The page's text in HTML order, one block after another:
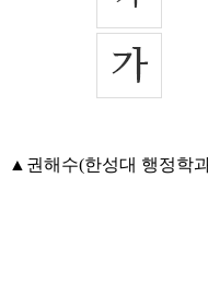
▲권해수(한성대 행정학